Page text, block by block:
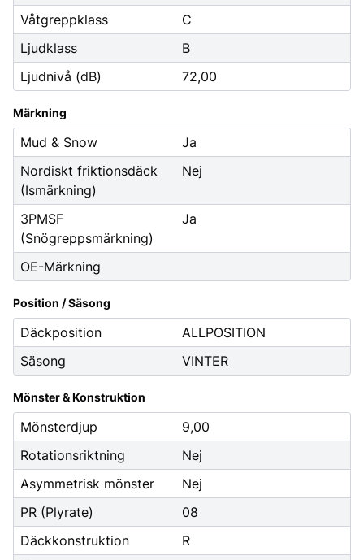
Våtgreppklass
C
Ljudklass
B
Ljudnivå (dB)
72,00
Märkning
Mud & Snow
Ja
Nordiskt friktionsdäck
(Ismärkning)
Nej
3PMSF
(Snögreppsmärkning)
Ja
OE-Märkning
Position / Säsong
Däckposition
ALLPOSITION
Säsong
VINTER
Mönster & Konstruktion
Mönsterdjup
9,00
Rotationsriktning
Nej
Asymmetrisk mönster
Nej
PR (Plyrate)
08
Däckkonstruktion
R